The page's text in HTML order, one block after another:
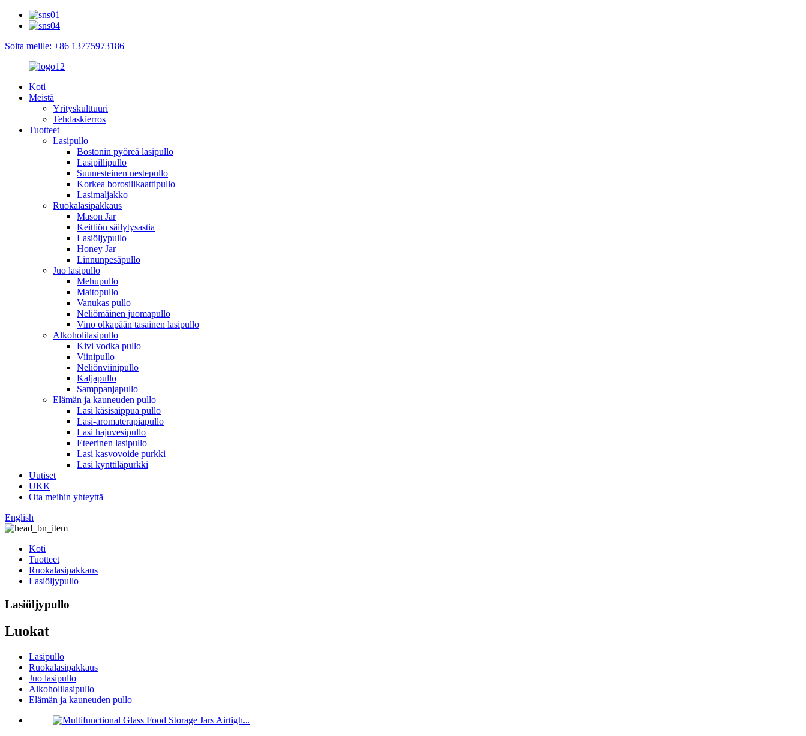
Soita meille: +86 13775973186
Koti
Meistä
Yrityskulttuuri
Tehdaskierros
Tuotteet
Lasipullo
Bostonin pyöreä lasipullo
Lasipillipullo
Suunesteinen nestepullo
Korkea borosilikaattipullo
Lasimaljakko
Ruokalasipakkaus
Mason Jar
Keittiön säilytysastia
Lasiöljypullo
Honey Jar
Linnunpesäpullo
Juo lasipullo
Mehupullo
Maitopullo
Vanukas pullo
Neliömäinen juomapullo
Vino olkapään tasainen lasipullo
Alkoholilasipullo
Kivi vodka pullo
Viinipullo
Neliönviinipullo
Kaljapullo
Samppanjapullo
Elämän ja kauneuden pullo
Lasi käsisaippua pullo
Lasi-aromaterapiapullo
Lasi hajuvesipullo
Eteerinen lasipullo
Lasi kasvovoide purkki
Lasi kynttiläpurkki
Uutiset
UKK
Ota meihin yhteyttä
English
Koti
Tuotteet
Ruokalasipakkaus
Lasiöljypullo
Lasiöljypullo
Luokat
Lasipullo
Ruokalasipakkaus
Juo lasipullo
Alkoholilasipullo
Elämän ja kauneuden pullo